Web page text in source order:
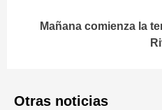
Mañana comienza la
Otras noticias